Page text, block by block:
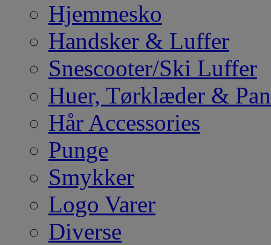
Hjemmesko
Handsker & Luffer
Snescooter/Ski Luffer
Huer, Tørklæder &
Hår Accessories
Punge
Smykker
Logo Varer
Diverse